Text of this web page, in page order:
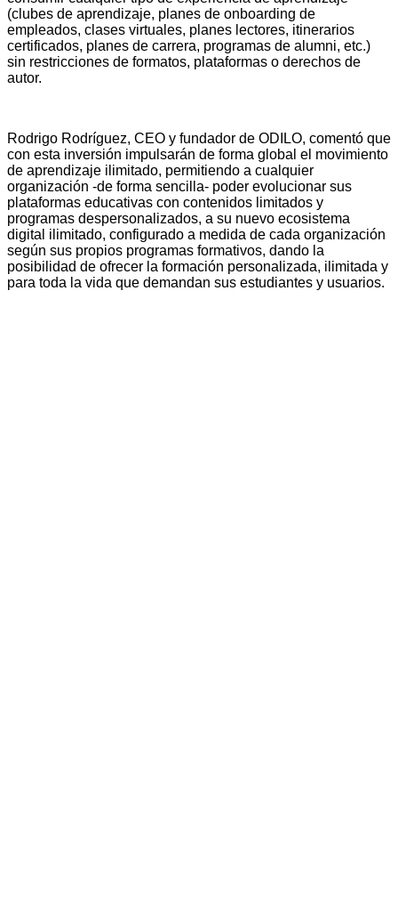
(clubes de aprendizaje, planes de onboarding de
empleados, clases virtuales, planes lectores, itinerarios
certificados, planes de carrera, programas de alumni, etc.)
sin restricciones de formatos, plataformas o derechos de
autor.
Rodrigo Rodríguez, CEO y fundador de ODILO, comentó que
con esta inversión impulsarán de forma global el movimiento
de aprendizaje ilimitado, permitiendo a cualquier
organización -de forma sencilla- poder evolucionar sus
plataformas educativas con contenidos limitados y
programas despersonalizados, a su nuevo ecosistema
digital ilimitado, configurado a medida de cada organización
según sus propios programas formativos, dando la
posibilidad de ofrecer la formación personalizada, ilimitada y
para toda la vida que demandan sus estudiantes y usuarios.